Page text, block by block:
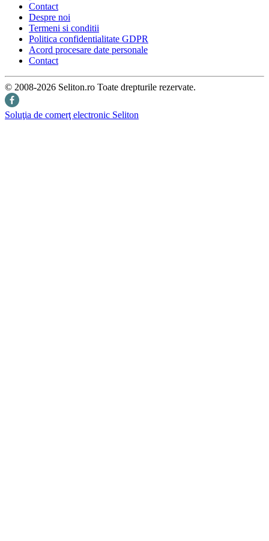
Contact
Despre noi
Termeni si conditii
Politica confidentialitate GDPR
Acord procesare date personale
Contact
© 2008-2026 Seliton.ro Toate drepturile rezervate.
Soluţia de comerţ electronic Seliton